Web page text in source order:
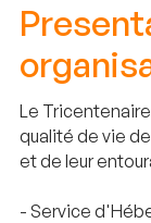
Le
qualité de vie
et de leur
- Service